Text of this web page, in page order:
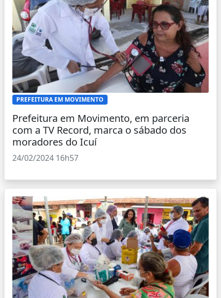
PREFEITURA EM MOVIMENTO
Prefeitura em Movimento, em parceria
com a TV Record, marca o sábado dos
moradores do Icuí
24/02/2024 16h57